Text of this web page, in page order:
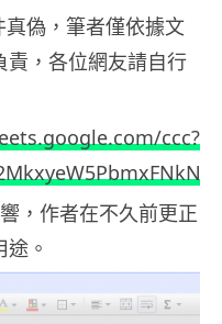
真偽，筆者僅依據文
責，各位網友請自行
ccc?
，作者在不久前更正
。